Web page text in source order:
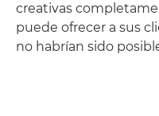
creativas
puede ofrecer a sus
no habrían sido